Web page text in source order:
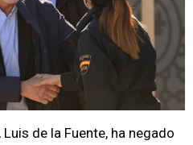
de la Fuente, ha negado